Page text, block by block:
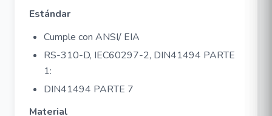
Estándar
Cumple con ANSI/ EIA
RS-310-D, IEC60297-2, DIN41494 PARTE
1:
DIN41494 PARTE 7
Material